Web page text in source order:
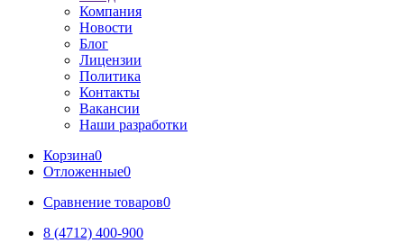
Компания
Новости
Блог
Лицензии
Политика
Контакты
Вакансии
Наши разработки
Корзина0
Отложенные0
Сравнение товаров0
8 (4712) 400-900